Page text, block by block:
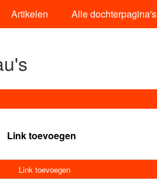
Artikelen Alle dochterpagina's
Link toevoegen
Link toevoegen